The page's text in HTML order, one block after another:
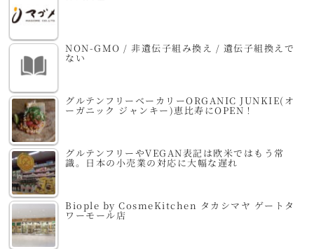
NON-GMO / 非遺伝子組み換え / 遺伝子組換えで
ない
グルテンフリーベーカリーORGANIC JUNKIE(オ
ーガニック ジャンキー)恵比寿にOPEN！
グルテンフリーやVEGAN表記は欧米ではもう常
識。日本の小売業の対応に大幅な遅れ
Biople by CosmeKitchen タカシマヤ ゲートタ
ワーモール店